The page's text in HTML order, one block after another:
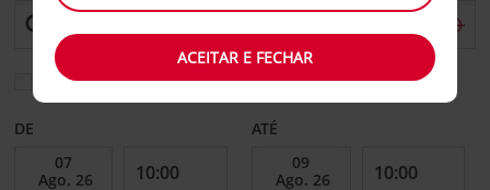
Escolher uma estação de devolução diferente
DE ATÉ
ACEITAR E FECHAR